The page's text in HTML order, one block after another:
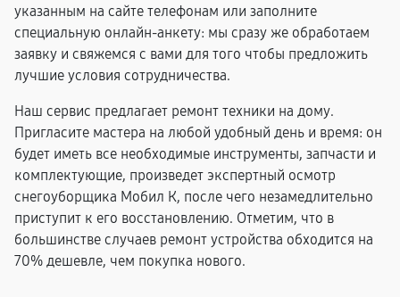
указанным на сайте телефонам или заполните
специальную онлайн-анкету: мы сразу же обработаем
заявку и свяжемся с вами для того чтобы предложить
лучшие условия сотрудничества.
Наш сервис предлагает ремонт техники на дому.
Пригласите мастера на любой удобный день и время: он
будет иметь все необходимые инструменты, запчасти и
комплектующие, произведет экспертный осмотр
снегоуборщика Мобил К, после чего незамедлительно
приступит к его восстановлению. Отметим, что в
большинстве случаев ремонт устройства обходится на
70% дешевле, чем покупка нового.